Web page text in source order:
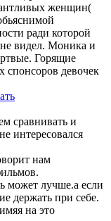
женщин(
ради которой
видел. Моника и
Горящие
спонсоров девочек
сравнивать и
интересовался
нам
может лучше.а если
держать при себе.
на это